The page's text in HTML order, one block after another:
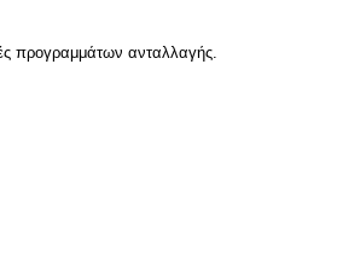
προγραμμάτων ανταλλαγής.